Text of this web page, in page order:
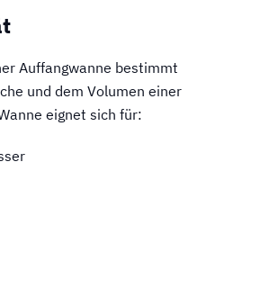
Auffangwanne bestimmt
und dem Volumen einer
eignet sich für: